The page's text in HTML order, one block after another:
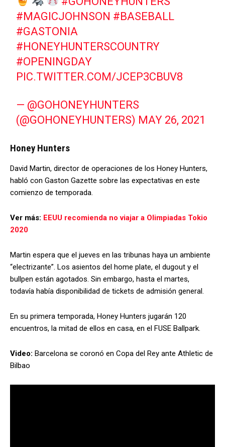
#MAGICJOHNSON #BASEBALL
#GASTONIA
#HONEYHUNTERSCOUNTRY
#OPENINGDAY
PIC.TWITTER.COM/JCEP3CBUV8
— @GOHONEYHUNTERS
(@GOHONEYHUNTERS) MAY 26, 2021
Honey Hunters
David Martin, director de operaciones de los Honey Hunters,
habló con Gaston Gazette sobre las expectativas en este
comienzo de temporada.
Ver más: EEUU recomienda no viajar a Olimpiadas Tokio
2020
Martin espera que el jueves en las tribunas haya un ambiente
“electrizante”. Los asientos del home plate, el dugout y el
bullpen están agotados. Sin embargo, hasta el martes,
todavía había disponibilidad de tickets de admisión general.
En su primera temporada, Honey Hunters jugarán 120
encuentros, la mitad de ellos en casa, en el FUSE Ballpark.
Video: Barcelona se coronó en Copa del Rey ante Athletic de
Bilbao